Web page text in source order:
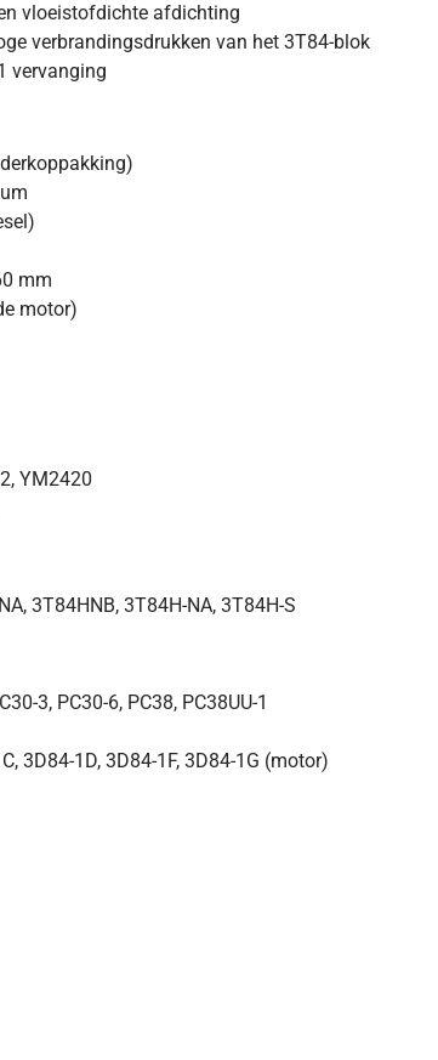
vloeistofdichte afdichting
verbrandingsdrukken van het 3T84-blok
vervanging
mm
motor)
YM2420
3T84HNB, 3T84H-NA, 3T84H-S
3, PC30-6, PC38, PC38UU-1
3D84-1D, 3D84-1F, 3D84-1G (motor)